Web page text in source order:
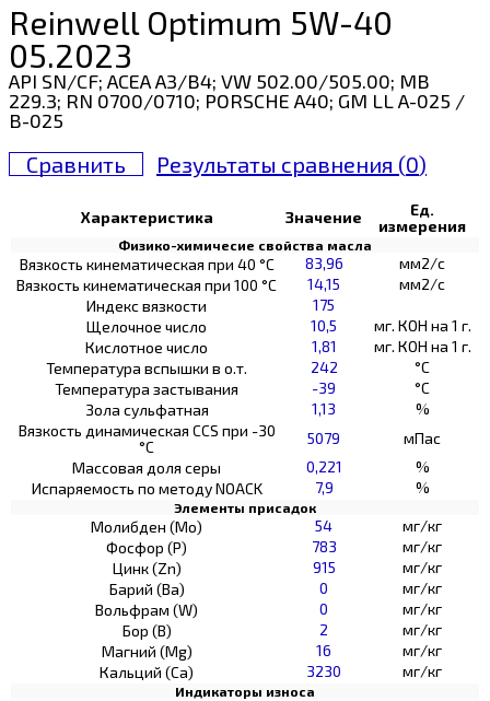
Reinwell Optimum 5W-40
05.2023
API SN/CF; ACEA A3/B4; VW 502.00/505.00; MB
229.3; RN 0700/0710; PORSCHE A40; GM LL A-025 /
B-025
Сравнить Результаты сравнения (0)
Характеристика Значение
Ед.
измерения
Физико-химичесие свойства масла
Вязкость кинематическая при 40 °С 83,96
мм2/с
Вязкость кинематическая при 100 °С
14,15
мм2/с
Индекс вязкости
175
Щелочное число
10,5
мг. КОН на 1 г.
Кислотное число
1,81
мг. КОН на 1 г.
Температура вспышки в о.т.
242
°C
Температура застывания
-39
°C
Зола сульфатная
1,13
%
Вязкость динамическая CCS при -30
°С
5079
мПас
Массовая доля серы
0,221
%
Испаряемость по методу NOACK
7,9 %
Элементы присадок
Молибден (Мо) 54
мг/кг
Фосфор (Р)
783
мг/кг
Цинк (Zn)
915
мг/кг
Барий (Ва)
0
мг/кг
Вольфрам (W)
0
мг/кг
Бор (В)
2
мг/кг
Магний (Mg)
16
мг/кг
Кальций (Са)
3230 мг/кг
Индикаторы износа